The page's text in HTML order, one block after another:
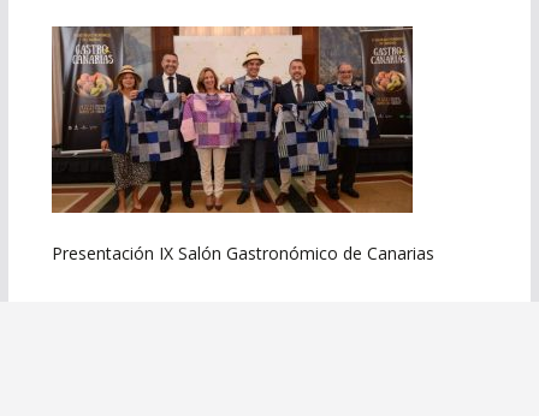
Presentación IX Salón Gastronómico de Canarias